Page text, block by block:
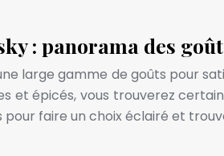
: panorama des
large gamme de goûts pour
et épicés, vous trouverez
faire un choix éclairé et